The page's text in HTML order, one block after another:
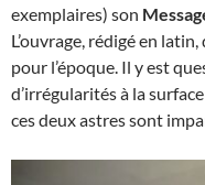
exemplaires) son
L’ouvrage, rédigé en
pour l’époque. Il y est
d’irrégularités à la
ces deux astres sont